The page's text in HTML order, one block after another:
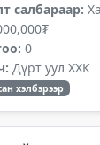
салбараар:
0
Дүрт уул ХХК
хэлбэрээр